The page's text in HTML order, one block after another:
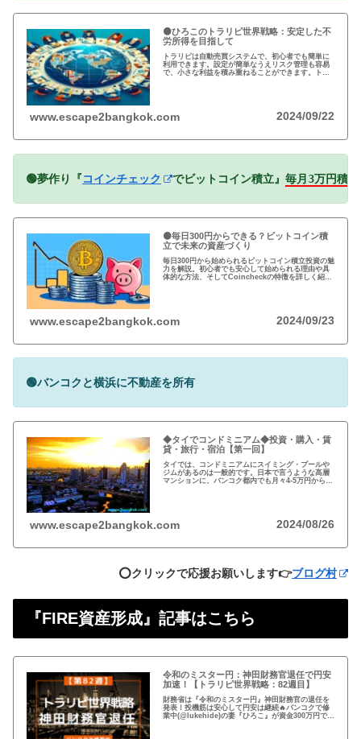
🟠ひろこのトラリピ世界戦略：安定した不
労所得を目指して
トラリピは自動売買システムで、初心者でも簡単に
利用できます。設定が簡単なうえリスク管理も容易
で、小さな利益を積み重ねることができます。トラ
www.escape2bangkok.com 2024/09/22
🟢夢作り『コインチェック でビットコイン積立』 毎月3万円積
🟠毎日300円からできる？ビットコイン積
立で未来の資産づくり
毎日300円から始められるビットコイン積立投資の魅
力を解説。初心者でも安心して始められる理由や具
体的な方法、そしてCoincheckの特徴を詳しく紹
www.escape2bangkok.com 2024/09/23
🟢バンコクと横浜に不動産を所有
◆タイでコンドミニアム◆投資・購入・賃
貸・旅行・宿泊【第一回】
タイでは、コンドミニアムにスイミング・プールや
ジムがあるのは一般的です。日本で言うような高層
マンションに、バンコク都内でも月々4-5万円から賃
www.escape2bangkok.com 2024/08/26
⭕️クリックで応援お願いします👉ブログ村
『FIRE資産形成』記事はこちら
令和のミスター円：神田財務官退任で円安
加速！【トラリピ世界戦略：82週目】
財務省は『令和のミスター円』神田財務官の退任を
発表！投機筋は安心して円安は継続🔥バンコクで修
業中(@lukehide)の妻『ひろこ』が資金300万円で